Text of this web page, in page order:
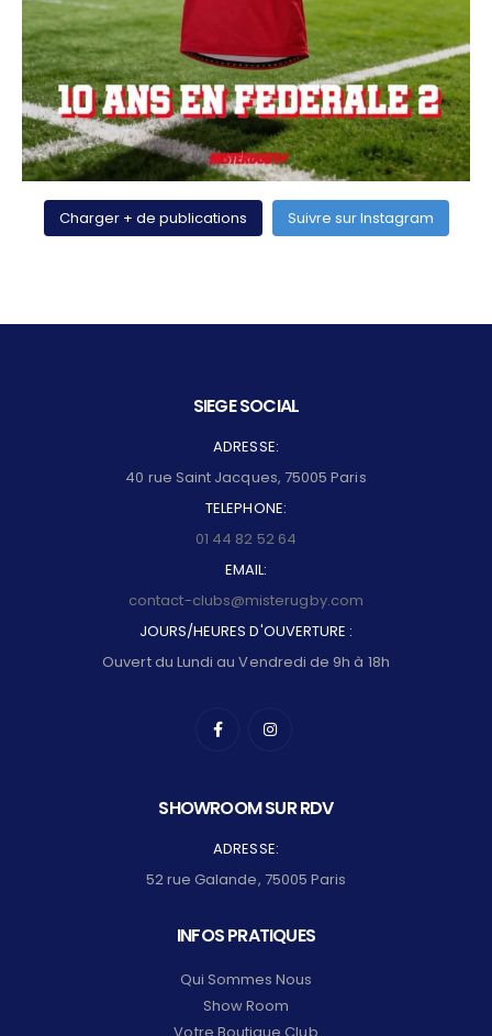
Charger + de publications Suivre sur Instagram
SIEGE SOCIAL
ADRESSE:
40 rue Saint Jacques, 75005 Paris
TELEPHONE:
01 44 82 52 64
EMAIL:
contact-clubs@misterugby.com
JOURS/HEURES D'OUVERTURE :
Ouvert du Lundi au Vendredi de 9h à 18h
SHOWROOM SUR RDV
ADRESSE:
52 rue Galande, 75005 Paris
INFOS PRATIQUES
Qui Sommes Nous
Show Room